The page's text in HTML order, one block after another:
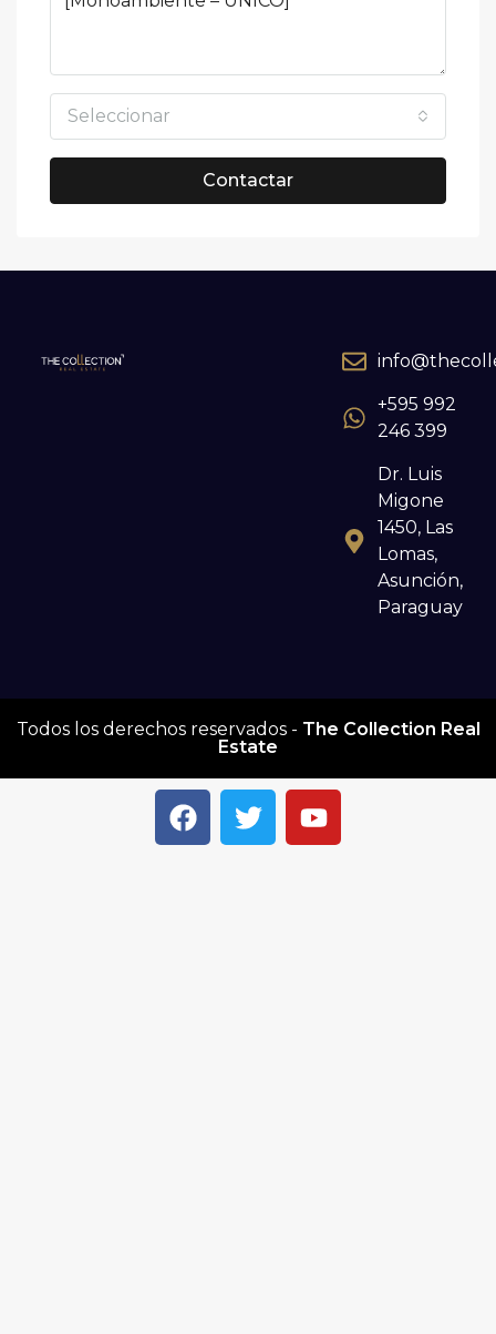
Seleccionar
Contactar
+595 992
246 399
Dr. Luis
Migone
1450, Las
Lomas,
Asunción,
Paraguay
Todos los derechos reservados - The Collection Real
Estate